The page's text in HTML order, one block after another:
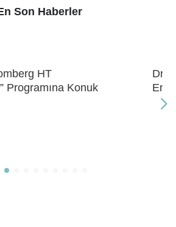
Son Haberler
Bloomberg HT “Gelecek
Konuk Oldu